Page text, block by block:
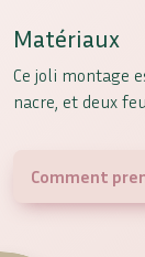
Matériaux
Ce joli montage
nacre, et deux
Comment